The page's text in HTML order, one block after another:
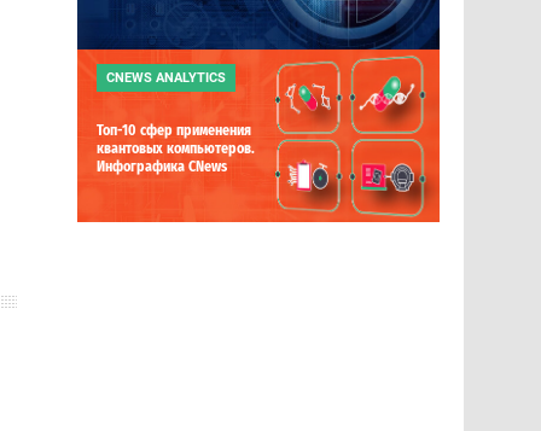
CNEWS ANALYTICS
Топ-10 сфер применения
квантовых компьютеров.
Инфографика CNews